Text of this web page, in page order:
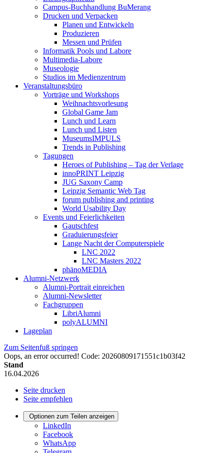
Campus-Buchhandlung BuMerang
Drucken und Verpacken
Planen und Entwickeln
Produzieren
Messen und Prüfen
Informatik Pools und Labore
Multimedia-Labore
Museologie
Studios im Medienzentrum
Veranstaltungsbüro
Vorträge und Workshops
Weihnachtsvorlesung
Global Game Jam
Lunch und Learn
Lunch und Listen
MuseumsIMPULS
Trends in Publishing
Tagungen
Heroes of Publishing – Tag der Verlage
innoPRINT Leipzig
JUG Saxony Camp
Leipzig Semantic Web Tag
forum publishing and printing
World Usability Day
Events und Feierlichkeiten
Gautschfest
Graduierungsfeier
Lange Nacht der Computerspiele
LNC 2022
LNC Masters 2022
phänoMEDIA
Alumni-Netzwerk
Alumni-Portrait einreichen
Alumni-Newsletter
Fachgruppen
LibriAlumni
polyALUMNI
Lageplan
Zum Seitenfuß springen
Oops, an error occurred! Code: 20260809171551c1b03f42
Stand
16.04.2026
Seite drucken
Seite empfehlen
Optionen zum Teilen anzeigen
LinkedIn
Facebook
WhatsApp